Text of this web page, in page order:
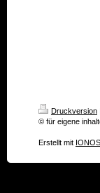
Druckversion
© für eigene
Erstellt mit